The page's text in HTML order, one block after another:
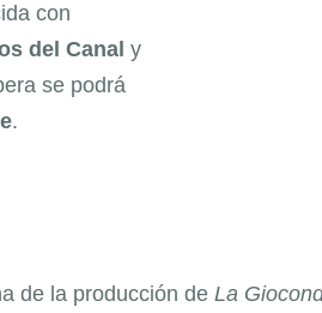
con
del Canal y
se podrá
.
de la producción de La